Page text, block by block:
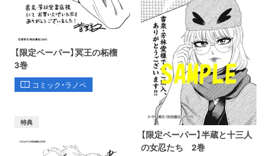
【限定ペーパー】冥王の柘榴
3巻
コミック・ラノベ
【限定ペーパー】半蔵と十三人
の女忍たち 2巻
特典